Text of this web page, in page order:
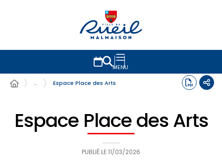
MENU
…
Espace Place des Arts
Espace Place des Arts
PUBLIÉ LE11/03/2026